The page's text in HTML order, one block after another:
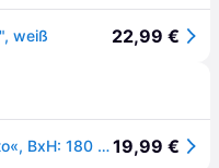
weiß 22,99 €
KLEINE WOLKE Duschvorhang »Kito«, BxH: 180 x 200 cm, Uni, weiß - weiss19,99 €